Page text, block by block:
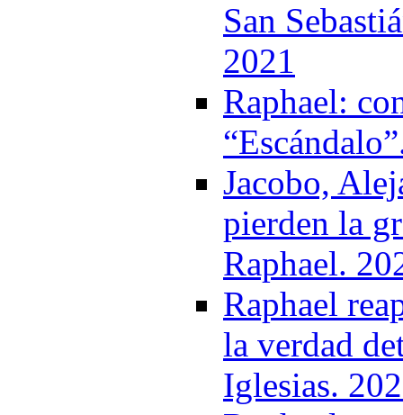
San
2021
Raphael:
Jacobo,
pierden la
Raphael.
Raphael
la verdad
Iglesias.